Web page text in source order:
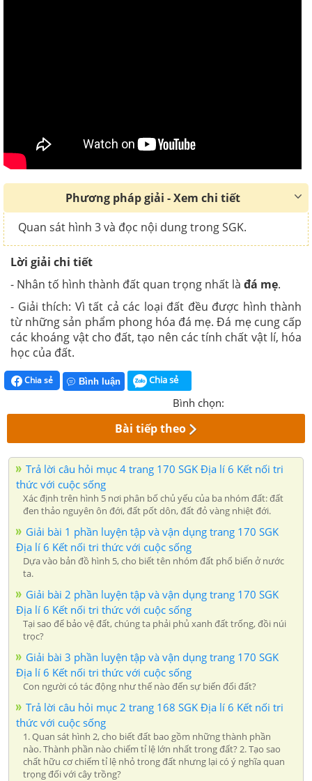
Phương pháp giải - Xem chi tiết
Quan sát hình 3 và đọc nội dung trong SGK.
Lời giải chi tiết
- Nhân tố hình thành đất quan trọng nhất là đá mẹ.
- Giải thích: Vì tất cả các loại đất đều được hình thành
từ những sản phẩm phong hóa đá mẹ. Đá mẹ cung cấp
các khoáng vật cho đất, tạo nên các tính chất vật lí, hóa
học của đất.
Chia sẻ Bình luận Chia sẻ
Bình chọn:
Bài tiếp theo
Trả lời câu hỏi mục 4 trang 170 SGK Địa lí 6 Kết nối tri
thức với cuộc sống
Xác định trên hình 5 nơi phân bố chủ yếu của ba nhóm đất: đất
đen thảo nguyên ôn đới, đất pốt dôn, đất đỏ vàng nhiệt đới.
Giải bài 1 phần luyện tập và vận dụng trang 170 SGK
Địa lí 6 Kết nối tri thức với cuộc sống
Dựa vào bản đồ hình 5, cho biết tên nhóm đất phổ biến ở nước
ta.
Giải bài 2 phần luyện tập và vận dụng trang 170 SGK
Địa lí 6 Kết nối tri thức với cuộc sống
Tại sao để bảo vệ đất, chúng ta phải phủ xanh đất trống, đồi núi
trọc?
Giải bài 3 phần luyện tập và vận dụng trang 170 SGK
Địa lí 6 Kết nối tri thức với cuộc sống
Con người có tác động như thế nào đến sự biến đổi đất?
Trả lời câu hỏi mục 2 trang 168 SGK Địa lí 6 Kết nối tri
thức với cuộc sống
1. Quan sát hình 2, cho biết đất bao gồm những thành phần
nào. Thành phần nào chiếm tỉ lệ lớn nhất trong đất? 2. Tạo sao
chất hữu cơ chiếm tỉ lệ nhỏ trong đất nhưng lại có ý nghĩa quan
trọng đối với cây trồng?